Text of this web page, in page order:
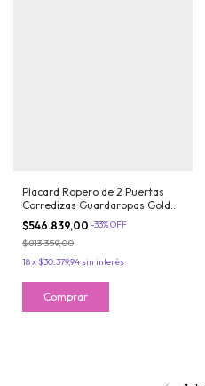
Placard Ropero de 2 Puertas
Corredizas Guardaropas Golden
Oregon Maximo Fortaleza
$546.839,00 -33%OFF
$813.359,00
18x $30.379,94 sin interés